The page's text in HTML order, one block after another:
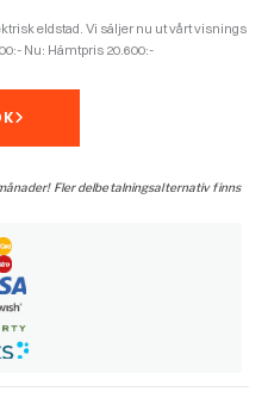
eldstad. Vi säljer nu ut vårt visnings
Nu: Hämtpris 20.600:-
Fler delbetalningsalternativ finns